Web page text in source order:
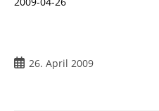
Beitrag
26. April 2009